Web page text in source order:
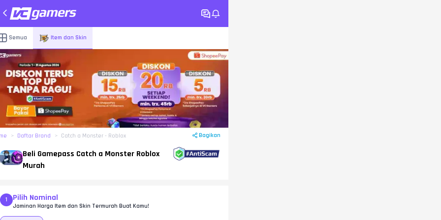
Semua Item dan Skin
Daftar Brand Catch a Monster - Roblox Bagikan
Beli Gamepass Catch a Monster Roblox
Murah
1 Pilih Nominal
Jaminan Harga Item dan Skin Termurah Buat Kamu!